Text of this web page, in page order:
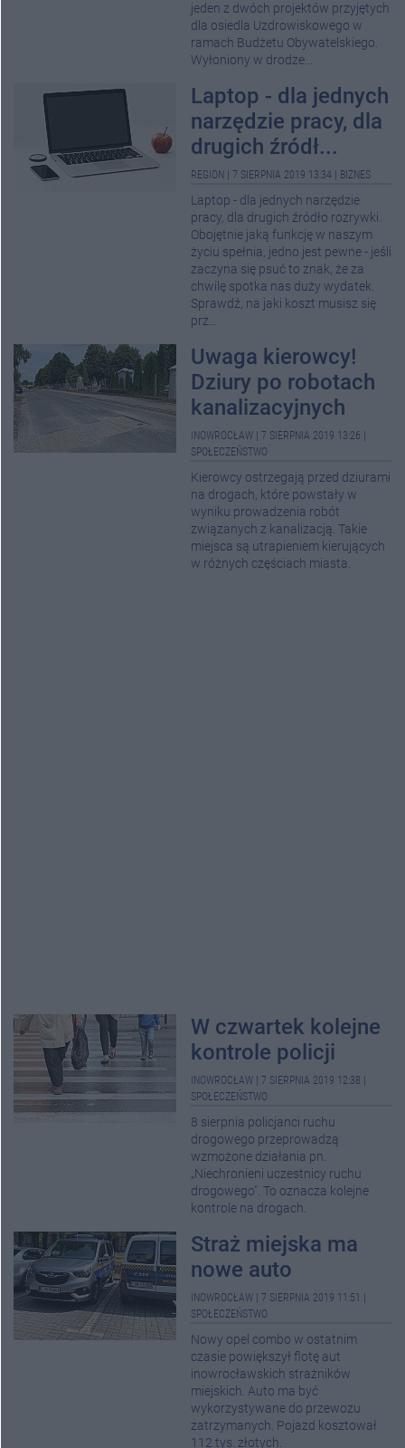
jeden z dwóch projektów przyjętych
dla osiedla Uzdrowiskowego w
ramach Budżetu Obywatelskiego.
Wyłoniony w drodze...
Laptop - dla jednych
narzędzie pracy, dla
drugich źródł...
REGION 7 SIERPNIA 2019 13:34 BIZNES
Laptop - dla jednych narzędzie
pracy, dla drugich źródło rozrywki.
Obojętnie jaką funkcję w naszym
życiu spełnia, jedno jest pewne - jeśli
zaczyna się psuć to znak, że za
chwilę spotka nas duży wydatek.
Sprawdź, na jaki koszt musisz się
prz...
Uwaga kierowcy!
Dziury po robotach
kanalizacyjnych
INOWROCŁAW 7 SIERPNIA 2019 13:26
SPOŁECZEŃSTWO
Kierowcy ostrzegają przed dziurami
na drogach, które powstały w
wyniku prowadzenia robót
związanych z kanalizacją. Takie
miejsca są utrapieniem kierujących
w różnych częściach miasta.
W czwartek kolejne
kontrole policji
INOWROCŁAW 7 SIERPNIA 2019 12:38
SPOŁECZEŃSTWO
8 sierpnia policjanci ruchu
drogowego przeprowadzą
wzmożone działania pn.
„Niechronieni uczestnicy ruchu
drogowego". To oznacza kolejne
kontrole na drogach.
Straż miejska ma
nowe auto
INOWROCŁAW 7 SIERPNIA 2019 11:51
SPOŁECZEŃSTWO
Nowy opel combo w ostatnim
czasie powiększył flotę aut
inowrocławskich strażników
miejskich. Auto ma być
wykorzystywane do przewozu
zatrzymanych. Pojazd kosztował
112 tys. złotych.